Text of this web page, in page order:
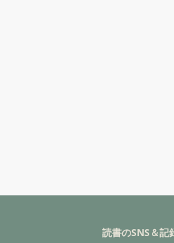
読書のSNS＆記